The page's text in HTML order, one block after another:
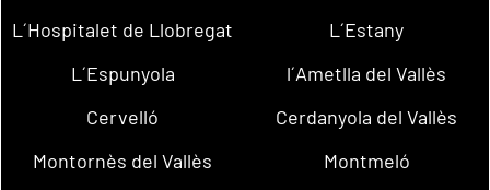
L´Hospitalet de Llobregat
L´Estany
L´Espunyola
l´Ametlla del Vallès
Cervelló
Cerdanyola del Vallès
Montornès del Vallès
Montmeló